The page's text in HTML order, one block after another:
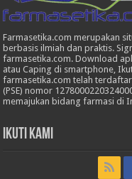
Farmasetika.com merupakan
berbasis ilmiah dan praktis.
farmasetika.com. Download
atau Caping di smartphone,
farmasetika.com telah
(PSE) nomor
memajukan bidang farmasi di
Ikuti Kami